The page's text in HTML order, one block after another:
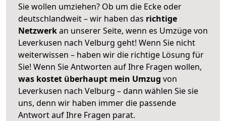
Sie wollen umziehen? Ob um die Ecke oder
deutschlandweit – wir haben das richtige
Netzwerkan unserer Seite, wenn es Umzüge von
Leverkusen nach Velburg geht! Wenn Sie nicht
weiterwissen – haben wir die richtige Lösung für
Sie! Wenn Sie Antworten auf Ihre Fragen wollen,
was kostet überhaupt mein Umzug von
Leverkusen nach Velburg – dann wählen Sie sie
uns, denn wir haben immer die passende
Antwort auf Ihre Fragen parat.